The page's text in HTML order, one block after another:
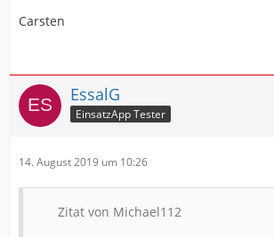
Carsten
EssalG
EinsatzApp Tester
14. August 2019 um 10:26
Zitat von Michael112